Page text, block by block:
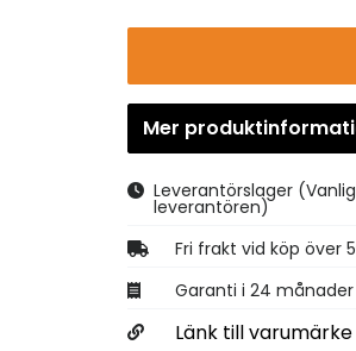
Mer
Leverantörslager
leverantören)
Fri frakt vid köp över
Garanti i 24 månader
Länk till varumärke